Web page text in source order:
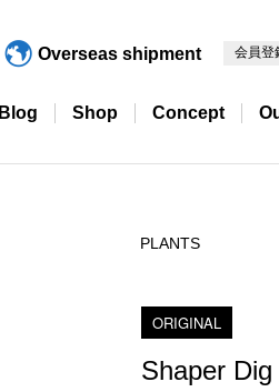
Overseas shipment 会員登
Blog Shop Concept
PLANTS
ORIGINAL
Shaper